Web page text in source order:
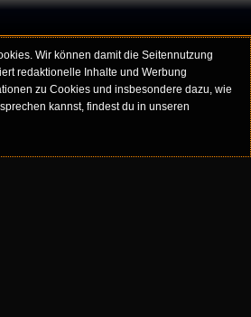
Wir können damit die Seitennutzung
redaktionelle Inhalte und Werbung
zu Cookies und insbesondere dazu, wie
kannst, findest du in unseren